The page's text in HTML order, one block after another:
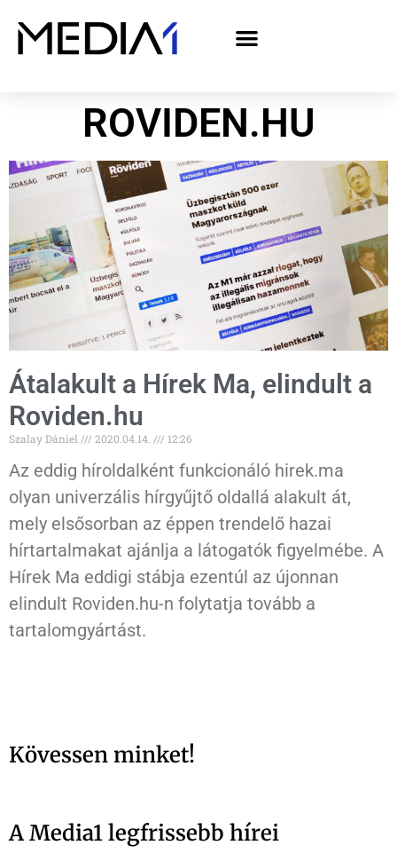
ROVIDEN.HU
Átalakult a Hírek Ma, elindult a
Roviden.hu
Szalay Dániel 2020.04.14. 12:26
Az eddig híroldalként funkcionáló hirek.ma
olyan univerzális hírgyűjtő oldallá alakult át,
mely elsősorban az éppen trendelő hazai
hírtartalmakat ajánlja a látogatók figyelmébe. A
Hírek Ma eddigi stábja ezentúl az újonnan
elindult Roviden.hu-n folytatja tovább a
tartalomgyártást.
Kövessen minket!
A Media1 legfrissebb hírei